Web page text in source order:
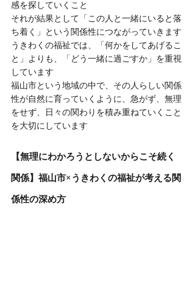
感を探していくこと
それが結果として「この人と一緒にいると落
ち着く」という関係性につながっていきます
うきわくの福祉では、「何かをしてあげるこ
と」よりも、「どう一緒に過ごすか」を重視
しています
福山市という地域の中で、その人らしい関係
性が自然に育っていくように、急がず、無理
をせず、日々の関わりを積み重ねていくこと
を大切にしています
【無理にわかろうとしないからこそ続く
関係】福山市×うきわくの福祉が考える関
係性の深め方